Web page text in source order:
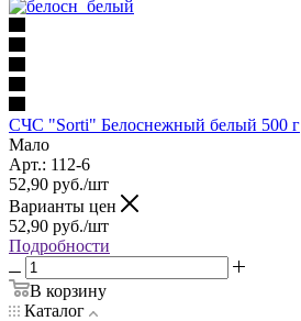
СЧС "Sorti" Белоснежный белый 500 г
Мало
Арт.: 112-6
52,90 руб./шт
Варианты цен
52,90 руб./шт
Подробности
В корзину
Каталог